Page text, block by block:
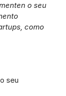
o seu
como
seu